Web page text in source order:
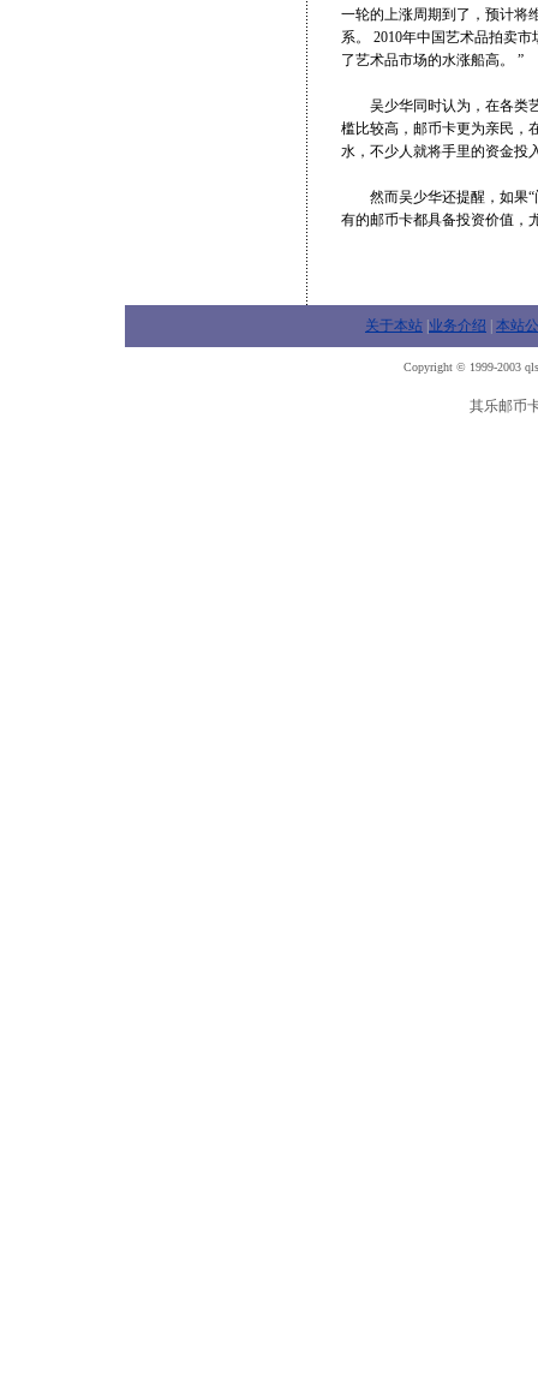
一轮的上涨周期到了，预计将
系。 2010年中国艺术品拍卖
了艺术品市场的水涨船高。 ”
吴少华同时认为，在各类艺
槛比较高，邮币卡更为亲民，
水，不少人就将手里的资金投
然而吴少华还提醒，如果“
有的邮币卡都具备投资价值，
关于本站 业务介绍 本站
Copyright © 1999-2003
其乐邮币